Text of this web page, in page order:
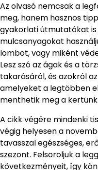
Az olvasó nemcsak a
meg, hanem hasznos
gyakorlati útmutatókat is
mulcsanyagokat
lombot, vagy miként
Lesz szó az ágak és a
takarásáról, és azokról
amelyeket a legtöbben
menthetik meg a
A cikk végére mindenki
végig helyesen a
tavasszal egészséges,
szezont. Felsoroljuk a
következményeit, így